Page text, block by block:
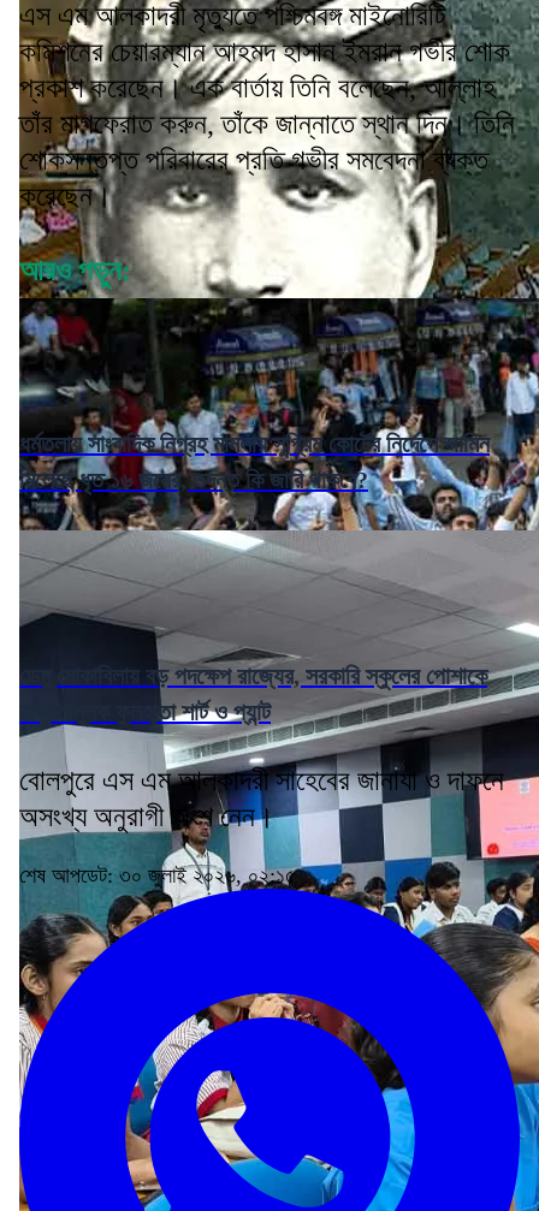
এস এম আলকাদরী মৃত্যুতে পশ্চিমবঙ্গ মাইনোরিটি
কমিশনের চেয়ারম্যান আহমদ হাসান ইমরান গভীর শোক
প্রকাশ করেছেন। এক বার্তায় তিনি বলেছেন, আল্লাহ
তাঁর মাগফেরাত করুন, তাঁকে জান্নাতে স্থান দিন। তিনি
শোকসন্তপ্ত পরিবারের প্রতি গভীর সমবেদনা ব্যক্ত
করেছেন।
আরও পড়ুন:
ধর্মতলায় সাংবাদিক নিগ্রহ মামলায় সুপ্রিম কোর্টের নির্দেশে জামিন
মিলেছে ধৃত ১৬ জনের, তদন্ত কি জারি থাকবে?
ডেঙ্গু মোকাবিলায় বড় পদক্ষেপ রাজ্যের, সরকারি স্কুলের পোশাকে
বাধ্যতামূলক ফুলহাতা শার্ট ও প্যান্ট
বোলপুরে এস এম আলকাদরী সাহেবের জানাযা ও দাফনে
অসংখ্য অনুরাগী অংশ নেন।
শেষ আপডেট: ৩০ জুলাই ২০২৬, ০২:১৫